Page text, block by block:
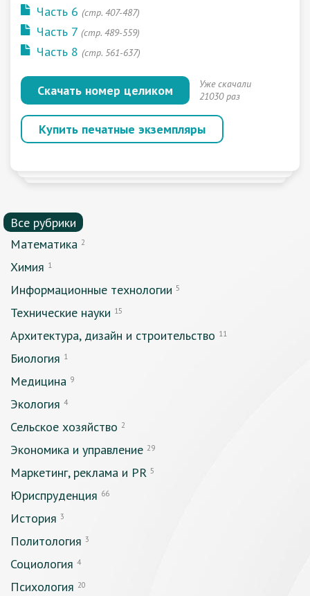
Часть 6 (стр. 407-487)
Часть 7 (стр. 489-559)
Часть 8 (стр. 561-637)
Скачать номер целиком
Уже скачали
21030 раз
Купить печатные экземпляры
Все рубрики
Математика 2
Химия 1
Информационные технологии 5
Технические науки 15
Архитектура, дизайн и строительство 11
Биология 1
Медицина 9
Экология 4
Сельское хозяйство 2
Экономика и управление 29
Маркетинг, реклама и PR 5
Юриспруденция 66
История 3
Политология 3
Социология 4
Психология 20